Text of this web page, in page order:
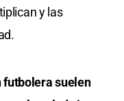
y las
futbolera suelen